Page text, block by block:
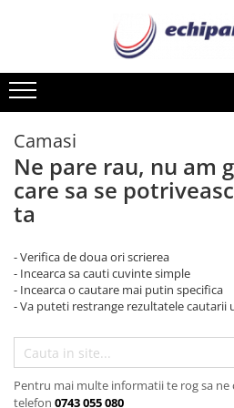
Haine
Sorturi
Echipament portar
Echipament protectie
Bluze
Boxeri
Brama
Costume de baie
Geci
Haine de ploaie
Hanoracuri
Haine
Bluze
Bustiere
Costume de baie
Echipament de protectie
Geci
Haine de ploaie
Hanoracuri
Jachete
Pantaloni
Rochie
Haine
Brama
Costume de baie
Echipament de protectie
Echipament portar
Geci
Haine de ploaie
Hanoracuri
Jachete
Pantaloni
Rochie
Aparatori
Caciuli
Casti
Echipament de compresie
Echipament de protectie
Manusi
Manusi portar
Fotbal
Ciclism
Fitness
Inot
Padel / Squash
Sporturi de sala
Tenis
Camasi
Ne pare rau, nu am
care sa se
ta
- Verifica de doua ori scrierea
- Incearca sa cauti cuvinte simple
- Incearca o cautare mai putin specifica
- Va puteti restrange rezultatele cautarii
Pentru mai multe informatii te rog sa
telefon 0743 055 080